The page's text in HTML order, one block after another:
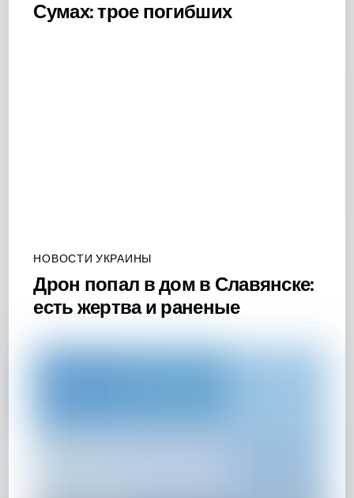
Сумах: трое погибших
НОВОСТИ УКРАИНЫ
Дрон попал в дом в Славянске:
есть жертва и раненые